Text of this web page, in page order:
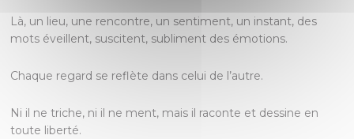
Là, un lieu, une rencontre, un sentiment, un instant, des
mots éveillent, suscitent, subliment des émotions.
Chaque regard se reflète dans celui de l’autre.
Ni il ne triche, ni il ne ment, mais il raconte et dessine en
toute liberté.